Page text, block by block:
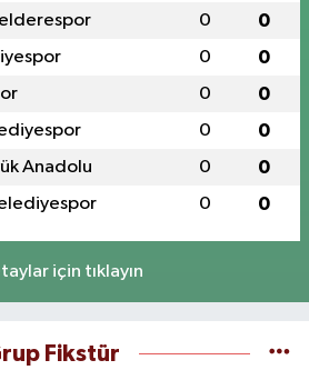
0 0
0 0
0 0
0 0
Anadolu 0 0
0 0
için tıklayın
Fikstür